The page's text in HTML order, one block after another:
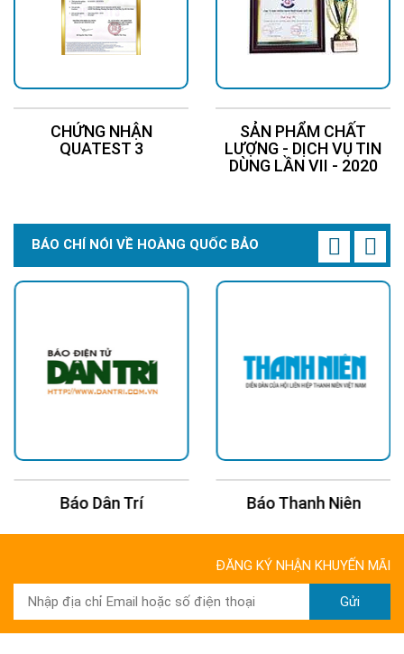
CHỨNG NHẬN
QUATEST 3
SẢN PHẨM CHẤT
LƯỢNG - DỊCH VỤ TIN
DÙNG LẦN VII - 2020
BÁO CHÍ NÓI VỀ HOÀNG QUỐC BẢO
Báo Dân Trí Báo Thanh Niên
ĐĂNG KÝ NHẬN KHUYẾN MÃI
Gửi